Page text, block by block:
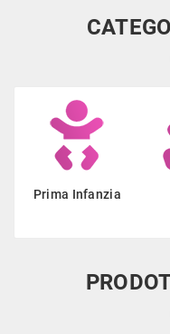
Prima Infanzia